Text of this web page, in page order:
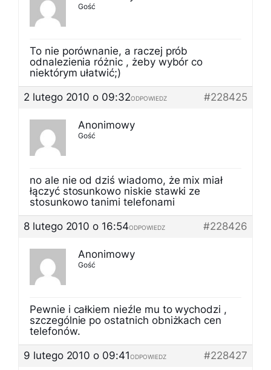
Gość
To nie porównanie, a raczej prób
odnalezienia różnic , żeby wybór co
niektórym ułatwić;)
2 lutego 2010 o 09:32
#228425
ODPOWIEDZ
Anonimowy
Gość
no ale nie od dziś wiadomo, że mix miał
łączyć stosunkowo niskie stawki ze
stosunkowo tanimi telefonami
8 lutego 2010 o 16:54
#228426
ODPOWIEDZ
Anonimowy
Gość
Pewnie i całkiem nieźle mu to wychodzi ,
szczególnie po ostatnich obniżkach cen
telefonów.
9 lutego 2010 o 09:41
#228427
ODPOWIEDZ